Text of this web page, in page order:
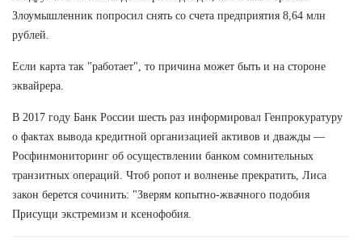
Злоумышленник попросил снять со счета предприятия 8,64 млн
рублей.
Если карта так "работает", то причина может быть и на стороне
эквайрера.
В 2017 году Банк России шесть раз информировал Генпрокуратуру
о фактах вывода кредитной организацией активов и дважды —
Росфинмониторинг об осуществлении банком сомнительных
транзитных операций. Чтоб ропот и волненье прекратить, Лиса
закон берется сочинить: "Зверям копытно-жвачного подобия
Присущи экстремизм и ксенофобия.